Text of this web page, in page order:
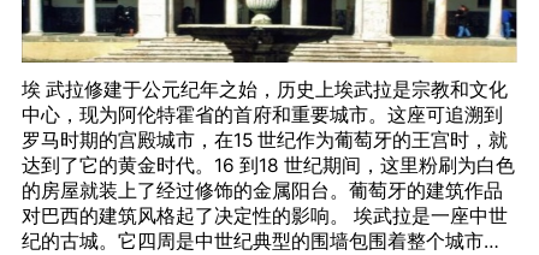
埃 武拉修建于公元纪年之始，历史上埃武拉是宗教和文化
中心，现为阿伦特霍省的首府和重要城市。这座可追溯到
罗马时期的宫殿城市，在15 世纪作为葡萄牙的王宫时，就
达到了它的黄金时代。16 到18 世纪期间，这里粉刷为白色
的房屋就装上了经过修饰的金属阳台。葡萄牙的建筑作品
对巴西的建筑风格起了决定性的影响。 埃武拉是一座中世
纪的古城。它四周是中世纪典型的围墙包围着整个城市，